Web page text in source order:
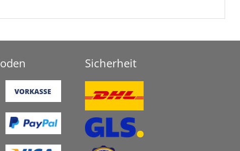
Sicherheit